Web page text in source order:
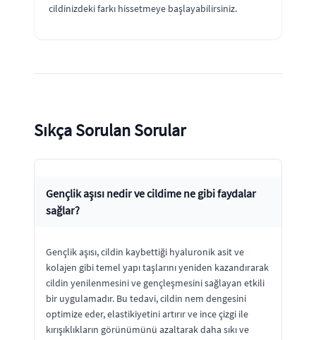
cildinizdeki farkı hissetmeye başlayabilirsiniz.
Sıkça Sorulan Sorular
Gençlik aşısı nedir ve cildime ne gibi faydalar
sağlar?
Gençlik aşısı, cildin kaybettiği hyaluronik asit ve
kolajen gibi temel yapı taşlarını yeniden kazandırarak
cildin yenilenmesini ve gençleşmesini sağlayan etkili
bir uygulamadır. Bu tedavi, cildin nem dengesini
optimize eder, elastikiyetini artırır ve ince çizgi ile
kırışıklıkların görünümünü azaltarak daha sıkı ve